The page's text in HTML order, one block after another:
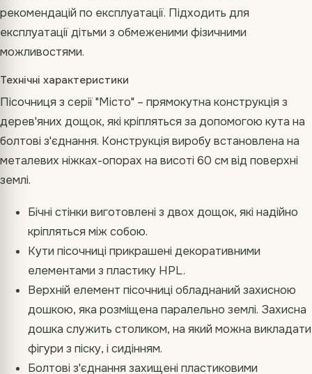
рекомендацій по експлуатації. Підходить для
експлуатації дітьми з обмеженими фізичними
можливостями.
Технічні характеристики
Пісочниця з серії "Місто" – прямокутна конструкція з
дерев'яних дощок, які кріпляться за допомогою кута на
болтові з'єднання. Конструкція виробу встановлена на
металевих ніжках-опорах на висоті 60 см від поверхні
землі.
Бічні стінки виготовлені з двох дощок, які надійно
кріпляться між собою.
Кути пісочниці прикрашені декоративними
елементами з пластику HPL.
Верхній елемент пісочниці обладнаний захисною
дошкою, яка розміщена паралельно землі. Захисна
дошка служить столиком, на який можна викладати
фігури з піску, і сидінням.
Болтові з'єднання захищені пластиковими